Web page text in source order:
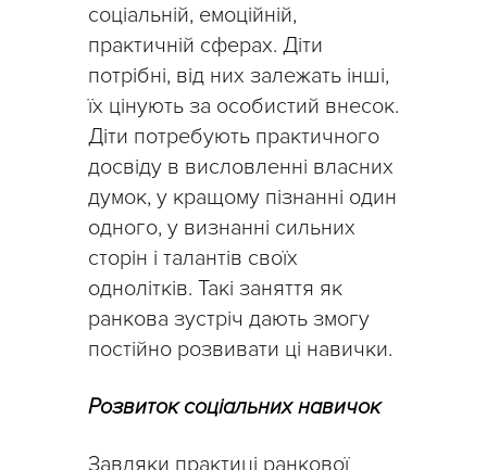
соціальній, емоційній,
практичній сферах. Діти
потрібні, від них залежать інші,
їх цінують за особистий внесок.
Діти потребують практичного
досвіду в висловленні власних
думок, у кращому пізнанні один
одного, у визнанні сильних
сторін і талантів своїх
однолітків. Такі заняття як
ранкова зустріч дають змогу
постійно розвивати ці навички.
Розвиток соціальних навичок
Завдяки практиці ранкової